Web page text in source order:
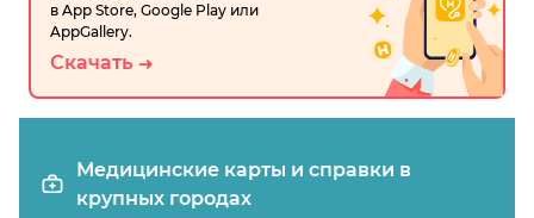
в App Store, Google Play или
AppGallery.
Скачать
Медицинские карты и справки в
крупных городах